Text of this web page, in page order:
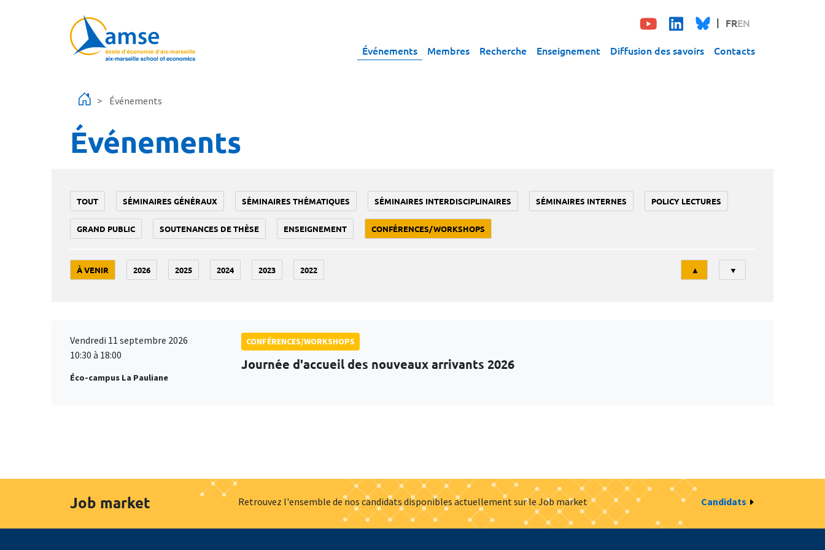
FREN
Événements Membres Recherche Enseignement Diffusion des savoirs Contacts
Événements
Événements
TOUT SÉMINAIRES GÉNÉRAUX SÉMINAIRES THÉMATIQUES SÉMINAIRES INTERDISCIPLINAIRES SÉMINAIRES INTERNES POLICY LECTURES
GRAND PUBLIC SOUTENANCES DE THÈSE ENSEIGNEMENT CONFÉRENCES/WORKSHOPS
À VENIR 2026 2025 2024 2023 2022
Tri
▲ ▼
Vendredi 11 septembre 2026
10:30 à 18:00
Éco-campus La Pauliane
CONFÉRENCES/WORKSHOPS
Journée d'accueil des nouveaux arrivants 2026
Job market Retrouvez l'ensemble de nos candidats disponibles actuellement sur le Job market Candidats